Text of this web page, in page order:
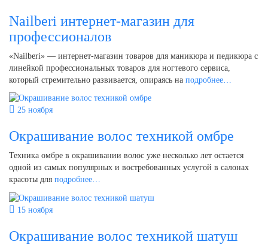
Nailberi интернет-магазин для
профессионалов
«Nailberi» — интернет-магазин товаров для маникюра и педикюра с
линейкой профессиональных товаров для ногтевого сервиса,
который стремительно развивается, опираясь на подробнее…
25 ноября
Окрашивание волос техникой омбре
Техника омбре в окрашивании волос уже несколько лет остается
одной из самых популярных и востребованных услугой в салонах
красоты для подробнее…
15 ноября
Окрашивание волос техникой шатуш